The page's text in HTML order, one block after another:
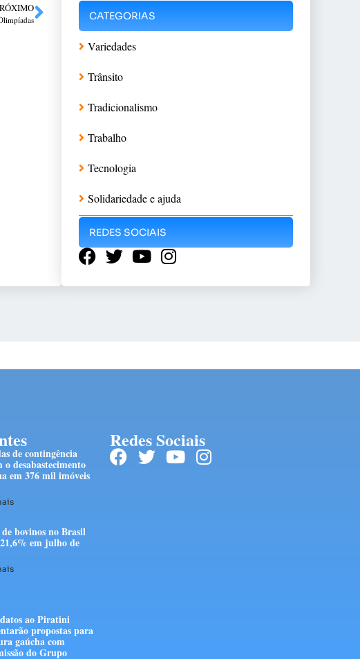
CATEGORIAS
Variedades
Trânsito
Tradicionalismo
Trabalho
Tecnologia
Solidariedade e ajuda
REDES SOCIAIS
de contingência
o desabastecimento
em 376 mil imóveis
bovinos no Brasil
em julho de
ao Piratini
propostas para
gaúcha com
do Grupo
Redes Sociais